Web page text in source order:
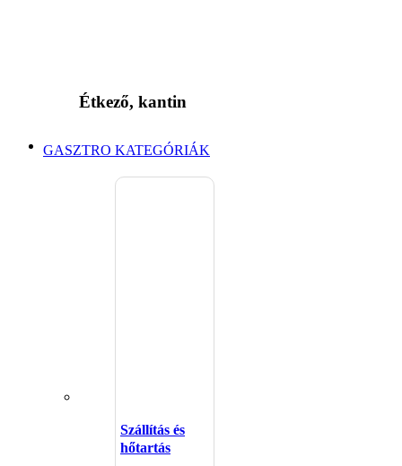
Étkező, kantin
GASZTRO KATEGÓRIÁK
Szállítás és
hőtartás